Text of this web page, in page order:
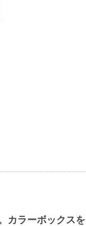
カラーボックスを